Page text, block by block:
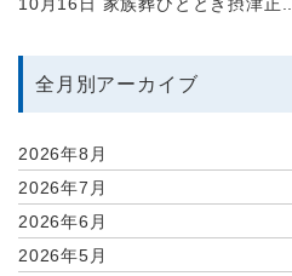
全月別アーカイブ
2026年8月
2026年7月
2026年6月
2026年5月